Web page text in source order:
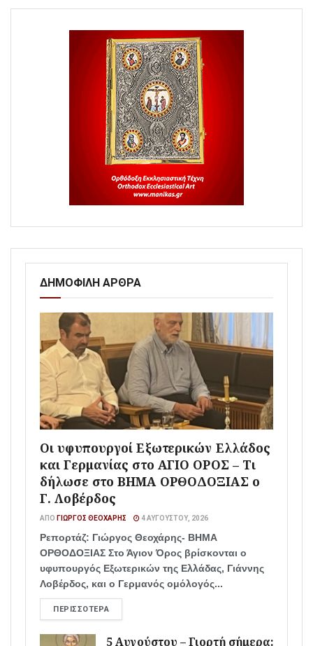
ΔΗΜΟΦΙΛΗ ΑΡΘΡΑ
Οι υφυπουργοί Εξωτερικών Ελλάδος
και Γερμανίας στο ΑΓΙΟ ΟΡΟΣ – Τι
δήλωσε στο ΒΗΜΑ ΟΡΘΟΔΟΞΙΑΣ ο
Γ. Λοβέρδος
ΑΠΌ ΓΙΏΡΓΟΣ ΘΕΟΧΆΡΗΣ 4 ΑΥΓΟΎΣΤΟΥ, 2026
Ρεπορτάζ: Γιώργος Θεοχάρης- ΒΗΜΑ
ΟΡΘΟΔΟΞΙΑΣ Στο Άγιον Όρος βρίσκονται ο
υφυπουργός Εξωτερικών της Ελλάδας, Γιάννης
Λοβέρδος, και ο Γερμανός ομόλογός...
ΠΕΡΙΣΣΌΤΕΡΑ
5 Αυγούστου – Γιορτή σήμερα: